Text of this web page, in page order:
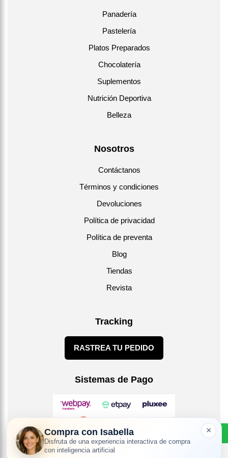
Panadería
Pastelería
Platos Preparados
Chocolatería
Suplementos
Nutrición Deportiva
Belleza
Nosotros
Contáctanos
Términos y condiciones
Devoluciones
Política de privacidad
Política de preventa
Blog
Tiendas
Revista
Tracking
RASTREA TU PEDIDO
Sistemas de Pago